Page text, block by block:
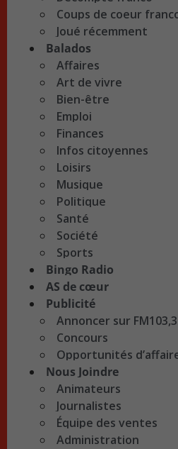
Coups de coeur
Joué récemment
Balados
Affaires
Art de vivre
Bien-être
Emploi
Finances
Infos citoyennes
Loisirs
Musique
Politique
Santé
Société
Sports
Bingo Radio
AS de cœur
Publicité
Annoncer sur FM103,3
Concours
Opportunités
Nous Joindre
Animateurs
Journalistes
Équipe des ventes
Administration